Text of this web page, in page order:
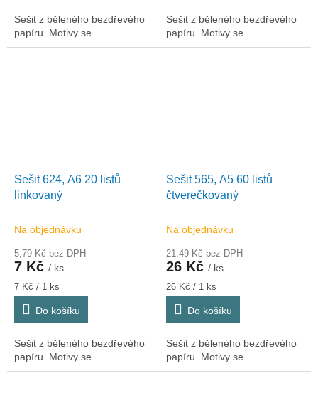
Sešit z běleného bezdřevého
papíru. Motivy se...
Sešit z běleného bezdřevého
papíru. Motivy se...
Sešit 624, A6 20 listů
linkovaný
Na objednávku
5,79 Kč bez DPH
7 Kč / ks
Měrná
cena:
7 Kč / 1 ks
Do košíku
Sešit z běleného bezdřevého
papíru. Motivy se...
Sešit 565, A5 60 listů
čtverečkovaný
Na objednávku
21,49 Kč bez DPH
26 Kč / ks
Měrná
cena:
26 Kč / 1 ks
Do košíku
Sešit z běleného bezdřevého
papíru. Motivy se...